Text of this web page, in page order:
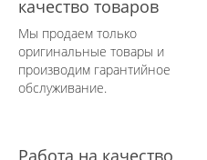
качество товаров
Мы продаем только
оригинальные товары и
производим гарантийное
обслуживание.
Работа на качество